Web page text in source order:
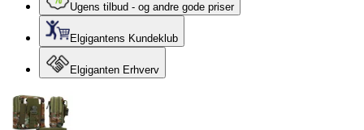
Ugens tilbud - og andre gode priser
Elgigantens Kundeklub
Elgiganten Erhverv